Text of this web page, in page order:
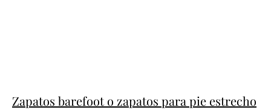
Zapatos barefoot o zapatos para pie estrecho